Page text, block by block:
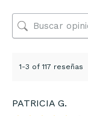
1-3 of 117 reseñas
PATRICIA G.